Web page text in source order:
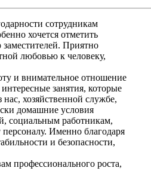
сотрудникам
хочется отметить
Приятно
любовью к человеку,
и внимательное отношение
занятия, которые
хозяйственной службе,
домашние условия
социальным работникам,
Именно благодаря
и безопасности,
профессионального роста,